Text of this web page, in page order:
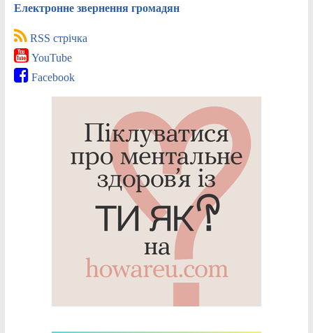
Електронне звернення громадян
RSS стрічка
YouTube
Facebook